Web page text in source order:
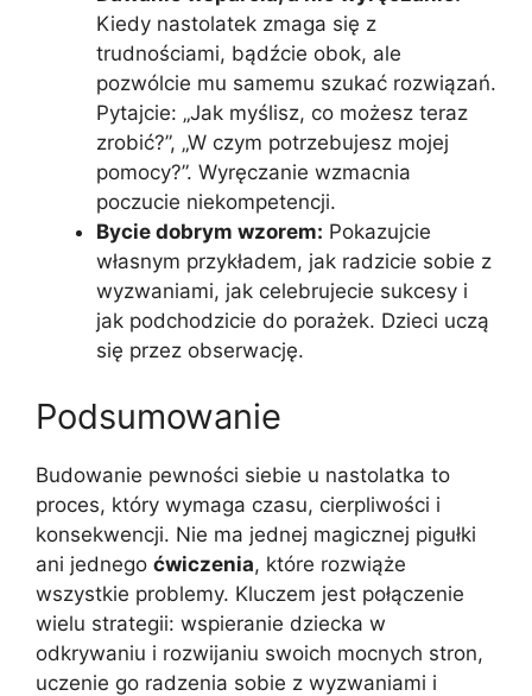
Kiedy nastolatek zmaga się z
trudnościami, bądźcie obok, ale
pozwólcie mu samemu szukać rozwiązań.
Pytajcie: „Jak myślisz, co możesz teraz
zrobić?”, „W czym potrzebujesz mojej
pomocy?”. Wyręczanie wzmacnia
poczucie niekompetencji.
Bycie dobrym wzorem: Pokazujcie
własnym przykładem, jak radzicie sobie z
wyzwaniami, jak celebrujecie sukcesy i
jak podchodzicie do porażek. Dzieci uczą
się przez obserwację.
Podsumowanie
Budowanie pewności siebie u nastolatka to
proces, który wymaga czasu, cierpliwości i
konsekwencji. Nie ma jednej magicznej pigułki
ani jednego ćwiczenia, które rozwiąże
wszystkie problemy. Kluczem jest połączenie
wielu strategii: wspieranie dziecka w
odkrywaniu i rozwijaniu swoich mocnych stron,
uczenie go radzenia sobie z wyzwaniami i